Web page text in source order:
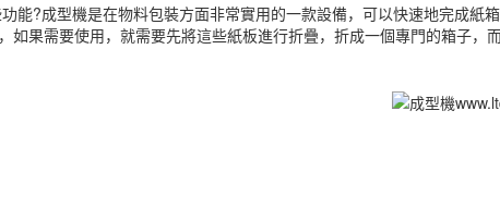
能?成型機是在物料包裝方面非常實用的一款設備，可以快速地完成
如果需要使用，就需要先將這些紙板進行折疊，折成一個專門的箱子，